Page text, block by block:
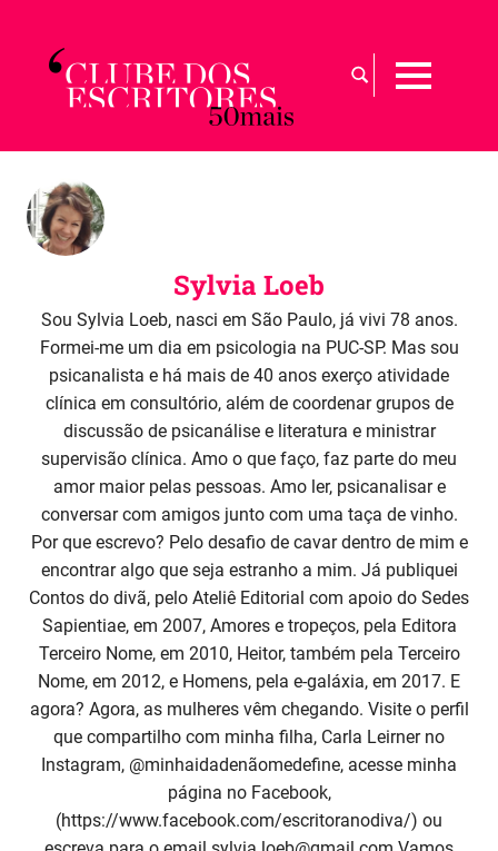
content
de
50
|
Sobre
de
envelhecer
com
graça
MENU
Busca
por:
Sylvia Loeb
Sou Sylvia Loeb, nasci em São Paulo, já vivi 78 anos.
Formei-me um dia em psicologia na PUC-SP. Mas sou
psicanalista e há mais de 40 anos exerço atividade
clínica em consultório, além de coordenar grupos de
discussão de psicanálise e literatura e ministrar
supervisão clínica. Amo o que faço, faz parte do meu
amor maior pelas pessoas. Amo ler, psicanalisar e
conversar com amigos junto com uma taça de vinho.
Por que escrevo? Pelo desafio de cavar dentro de mim e
encontrar algo que seja estranho a mim. Já publiquei
Contos do divã, pelo Ateliê Editorial com apoio do Sedes
Sapientiae, em 2007, Amores e tropeços, pela Editora
Terceiro Nome, em 2010, Heitor, também pela Terceiro
Nome, em 2012, e Homens, pela e-galáxia, em 2017. E
agora? Agora, as mulheres vêm chegando. Visite o perfil
que compartilho com minha filha, Carla Leirner no
Instagram, @minhaidadenãomedefine, acesse minha
página no Facebook,
(https://www.facebook.com/escritoranodiva/) ou